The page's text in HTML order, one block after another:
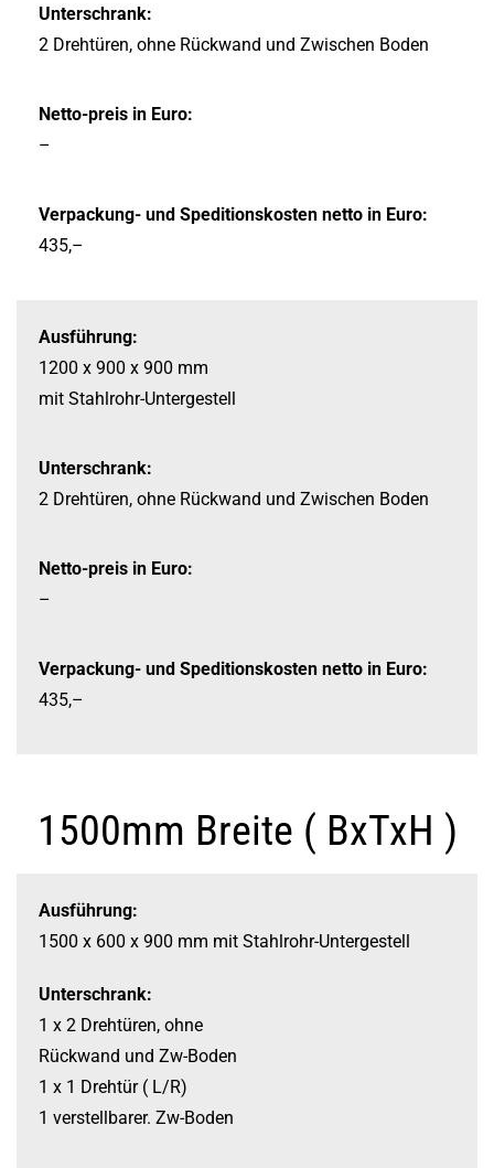
Unterschrank:
2 Drehtüren, ohne Rückwand und Zwischen Boden
Netto-preis in Euro:
–
Verpackung- und Speditionskosten netto in Euro:
435,–
Ausführung:
1200 x 900 x 900 mm
mit Stahlrohr-Untergestell
Unterschrank:
2 Drehtüren, ohne Rückwand und Zwischen Boden
Netto-preis in Euro:
–
Verpackung- und Speditionskosten netto in Euro:
435,–
1500mm Breite ( BxTxH )
Ausführung:
1500 x 600 x 900 mm mit Stahlrohr-Untergestell
Unterschrank:
1 x 2 Drehtüren, ohne
Rückwand und Zw-Boden
1 x 1 Drehtür ( L/R)
1 verstellbarer. Zw-Boden